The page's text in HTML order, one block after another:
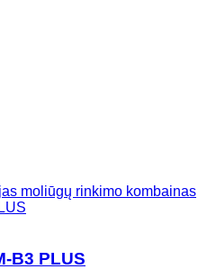
moliūgų rinkimo kombainas
B3 PLUS